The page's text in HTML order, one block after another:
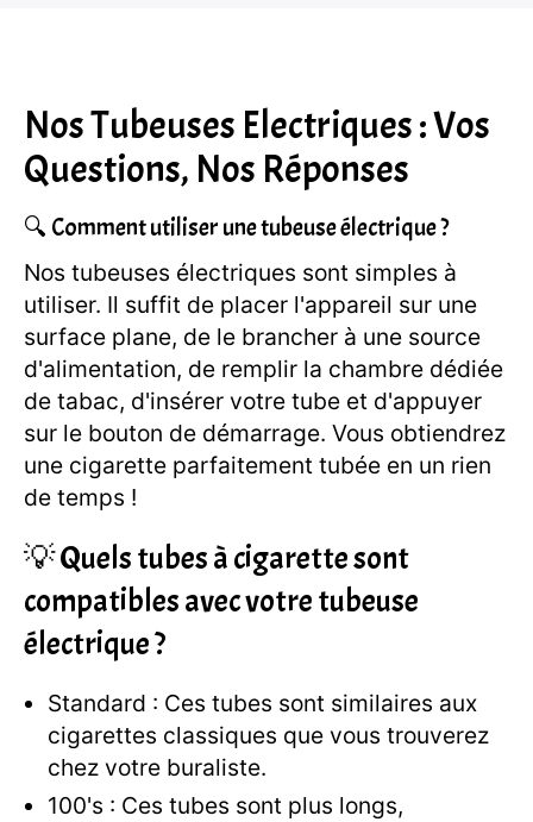
Nos Tubeuses Electriques : Vos
Questions, Nos Réponses
🔍 Comment utiliser une tubeuse électrique ?
Nos tubeuses électriques sont simples à
utiliser. Il suffit de placer l'appareil sur une
surface plane, de le brancher à une source
d'alimentation, de remplir la chambre dédiée
de tabac, d'insérer votre tube et d'appuyer
sur le bouton de démarrage. Vous obtiendrez
une cigarette parfaitement tubée en un rien
de temps !
💡 Quels tubes à cigarette sont
compatibles avec votre tubeuse
électrique ?
Standard : Ces tubes sont similaires aux
cigarettes classiques que vous trouverez
chez votre buraliste.
100's : Ces tubes sont plus longs,